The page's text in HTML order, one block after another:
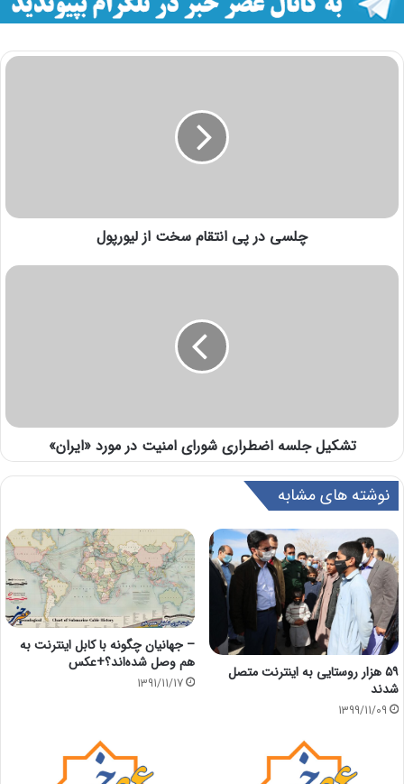
چلسی در پی انتقام سخت از لیورپول
تشکیل جلسه اضطراری شورای امنیت در مورد «ایران»
نوشته های مشابه
۵۹ هزار روستایی به اینترنت متصل
شدند
1399/11/09
– جهانیان چگونه با کابل اینترنت به
هم وصل شده‌اند؟+عکس
1391/11/17